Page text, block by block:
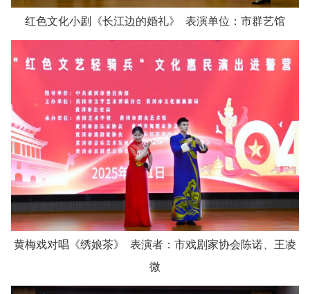
红色文化小剧《长江边的婚礼》 表演单位：市群艺馆
黄梅戏对唱《绣娘茶》 表演者：市戏剧家协会陈诺、王凌
微